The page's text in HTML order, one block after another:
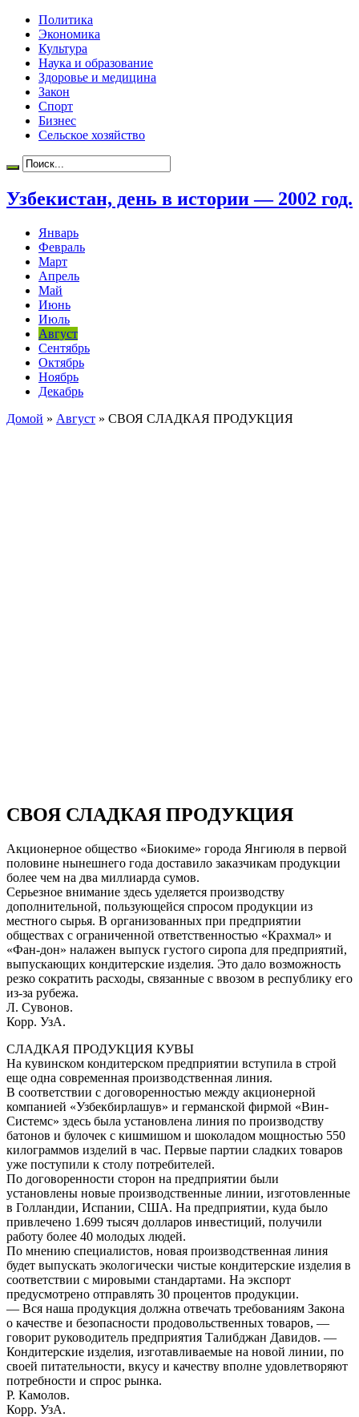
Политика
Экономика
Культура
Наука и образование
Здоровье и медицина
Закон
Спорт
Бизнес
Сельское хозяйство
Узбекистан, день в истории — 2002 год.
Январь
Февраль
Март
Апрель
Май
Июнь
Июль
Август
Сентябрь
Октябрь
Ноябрь
Декабрь
Домой » Август » СВОЯ СЛАДКАЯ ПРОДУКЦИЯ
СВОЯ СЛАДКАЯ ПРОДУКЦИЯ
Акционерное общество «Биокиме» города Янгиюля в первой
половине нынешнего года доставило заказчикам продукции
более чем на два миллиарда сумов.
Серьезное внимание здесь уделяется производству
дополнительной, пользующейся спросом продукции из
местного сырья. В организованных при предприятии
обществах с ограниченной ответственностью «Крахмал» и
«Фан-дон» налажен выпуск густого сиропа для предприятий,
выпускающих кондитерские изделия. Это дало возможность
резко сократить расходы, связанные с ввозом в республику его
из-за рубежа.
Л. Сувонов.
Корр. УзА.
СЛАДКАЯ ПРОДУКЦИЯ КУВЫ
На кувинском кондитерском предприятии вступила в строй
еще одна современная производственная линия.
В соответствии с договоренностью между акционерной
компанией «Узбекбирлашув» и германской фирмой «Вин-
Системс» здесь была установлена линия по производству
батонов и булочек с кишмишом и шоколадом мощностью 550
килограммов изделий в час. Первые партии сладких товаров
уже поступили к столу потребителей.
По договоренности сторон на предприятии были
установлены новые производственные линии, изготовленные
в Голландии, Испании, США. На предприятии, куда было
привлечено 1.699 тысяч долларов инвестиций, получили
работу более 40 молодых людей.
По мнению специалистов, новая производственная линия
будет выпускать экологически чистые кондитерские изделия в
соответствии с мировыми стандартами. На экспорт
предусмотрено отправлять 30 процентов продукции.
— Вся наша продукция должна отвечать требованиям Закона
о качестве и безопасности продовольственных товаров, —
говорит руководитель предприятия Талибджан Давидов. —
Кондитерские изделия, изготавливаемые на новой линии, по
своей питательности, вкусу и качеству вполне удовлетворяют
потребности и спрос рынка.
Р. Камолов.
Корр. УзА.